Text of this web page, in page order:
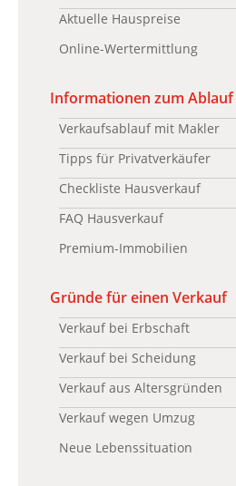
Aktuelle Hauspreise
Online-Wertermittlung
Informationen zum Ablauf
Verkaufsablauf mit Makler
Tipps für Privatverkäufer
Checkliste Hausverkauf
FAQ Hausverkauf
Premium-Immobilien
Gründe für einen Verkauf
Verkauf bei Erbschaft
Verkauf bei Scheidung
Verkauf aus Altersgründen
Verkauf wegen Umzug
Neue Lebenssituation